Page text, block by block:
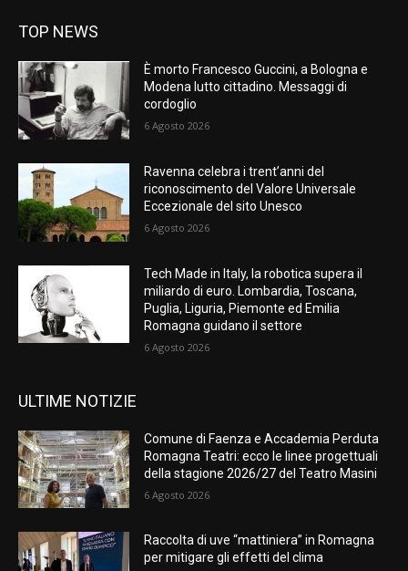
TOP NEWS
È morto Francesco Guccini, a Bologna e
Modena lutto cittadino. Messaggi di
cordoglio
6 Agosto 2026
Ravenna celebra i trent’anni del
riconoscimento del Valore Universale
Eccezionale del sito Unesco
6 Agosto 2026
Tech Made in Italy, la robotica supera il
miliardo di euro. Lombardia, Toscana,
Puglia, Liguria, Piemonte ed Emilia
Romagna guidano il settore
6 Agosto 2026
ULTIME NOTIZIE
Comune di Faenza e Accademia Perduta
Romagna Teatri: ecco le linee progettuali
della stagione 2026/27 del Teatro Masini
6 Agosto 2026
Raccolta di uve “mattiniera” in Romagna
per mitigare gli effetti del clima